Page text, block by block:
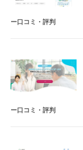
ー口コミ・評判
ー口コミ・評判